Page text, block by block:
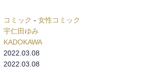
コミック - 女性コミック
宇仁田ゆみ
KADOKAWA
2022.03.08
2022.03.08